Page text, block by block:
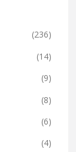
(236)
(14)
(9)
(8)
(6)
(4)